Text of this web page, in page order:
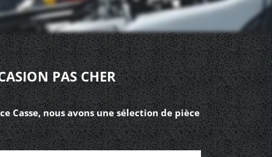
PAS CHER
Casse, nous avons une sélection de pièce